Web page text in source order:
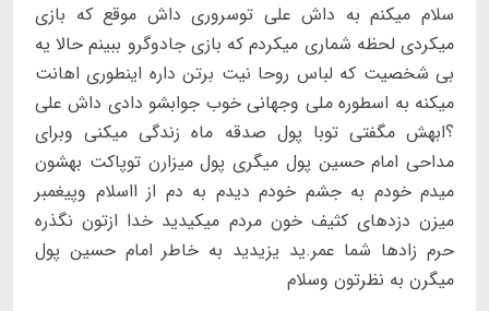
سلام میکنم به داش علی توسروری داش موقع که بازی
میکردی لحظه شماری میکردم که بازی جادوگرو ببینم حالا یه
بی شخصیت که لباس روحا نیت برتن داره اینطوری اهانت
میکنه به اسطوره ملی وجهانی خوب جوابشو دادی داش علی
؟ابهش مگفتی توبا پول صدقه ماه زندگی میکنی وبرای
مداحی امام حسین پول میگری پول میزارن توپاکت بهشون
میدم خودم به جشم خودم دیدم به دم از ااسلام وپیغمبر
میزن دزدهای کثیف خون مردم میکیدید خدا ازتون نگذره
حرم زادها شما عمر.ید یزیدید به خاطر امام حسین پول
میگرن به نظرتون وسلام